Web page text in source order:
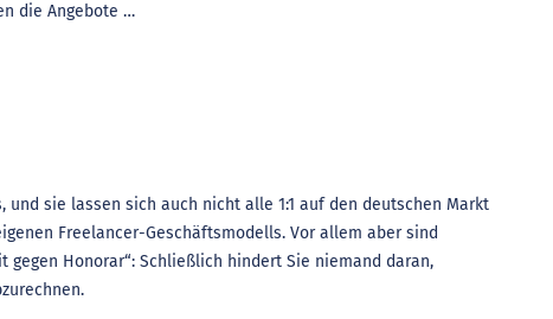
die Angebote …
sie lassen sich auch nicht alle 1:1 auf den deutschen Markt
Freelancer-Geschäftsmodells. Vor allem aber sind
gegen Honorar“: Schließlich hindert Sie niemand daran,